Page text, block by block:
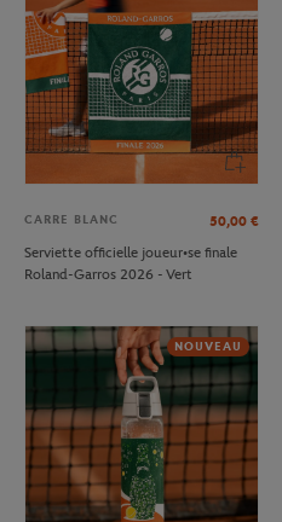
CARRE BLANC 50,00 €
Serviette officielle joueur•se finale
Roland-Garros 2026 - Vert
NOUVEAU